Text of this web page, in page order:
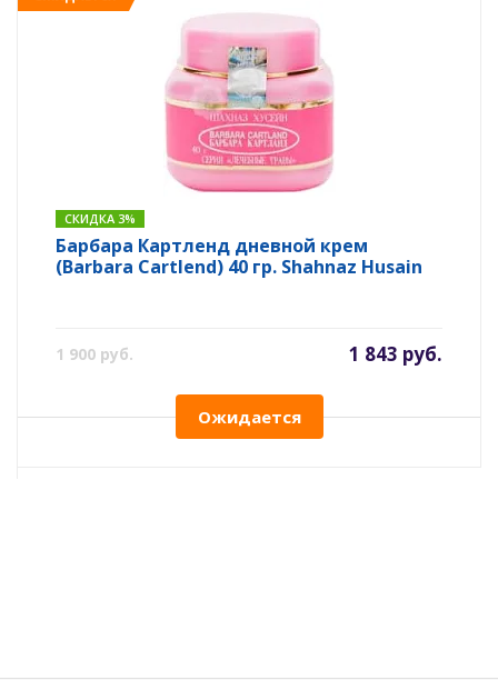
СКИДКА 3%
Барбара Картленд дневной крем
(Barbara Cartlend) 40 гр. Shahnaz Husain
1 900 руб. 1 843 руб.
Ожидается